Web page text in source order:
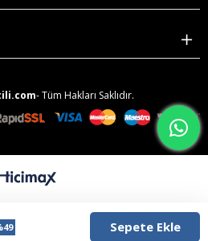
- Tüm Hakları Saklıdır.
49